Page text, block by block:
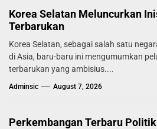
Korea Selatan Meluncurkan
Terbarukan
Korea Selatan, sebagai salah satu
di Asia, baru-baru ini mengumumkan
terbarukan yang ambisius....
Adminsic August 7, 2026
Perkembangan Terbaru